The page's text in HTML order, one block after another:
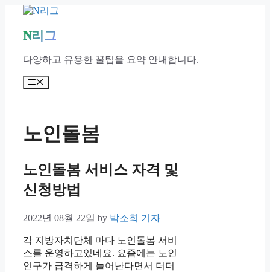
contentN리그
다양하고 유용한 꿀팁을 요약 안내합니다.
Menu
노인돌봄
노인돌봄 서비스 자격 및
신청방법
2022년 08월 22일 by 박소희 기자
각 지방자치단체 마다 노인돌봄 서비
스를 운영하고있네요. 요즘에는 노인
인구가 급격하게 늘어난다면서 더더